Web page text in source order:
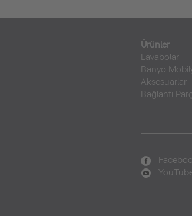
Ürünler
Lavabolar
Banyo
Aksesuarlar
Bağlantı